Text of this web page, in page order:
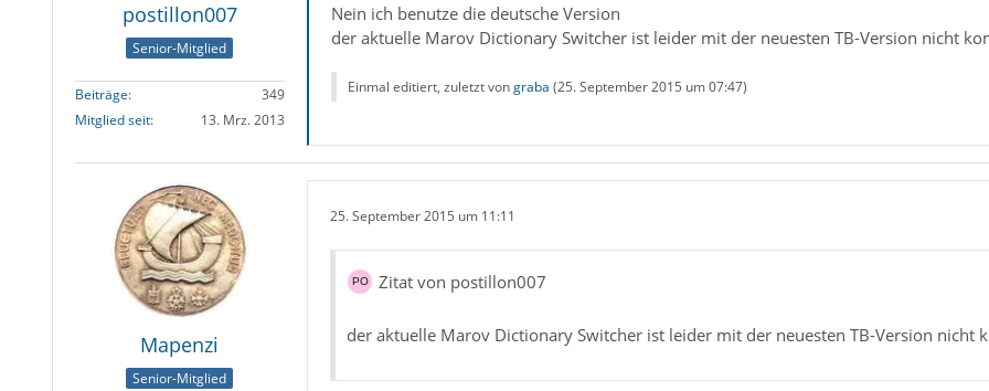
postillon007
Senior-Mitglied
Beiträge
349
Mitglied seit
13. Mrz. 2013
Nein ich benutze die deutsche Version
der aktuelle Marov Dictionary Switcher ist leider mit der neuesten TB-Version nicht
Einmal editiert, zuletzt vongraba (25. September 2015 um 07:47)
Mapenzi
Senior-Mitglied
25. September 2015 um 11:11
Zitat von postillon007
der aktuelle Marov Dictionary Switcher ist leider mit der neuesten TB-Version nicht